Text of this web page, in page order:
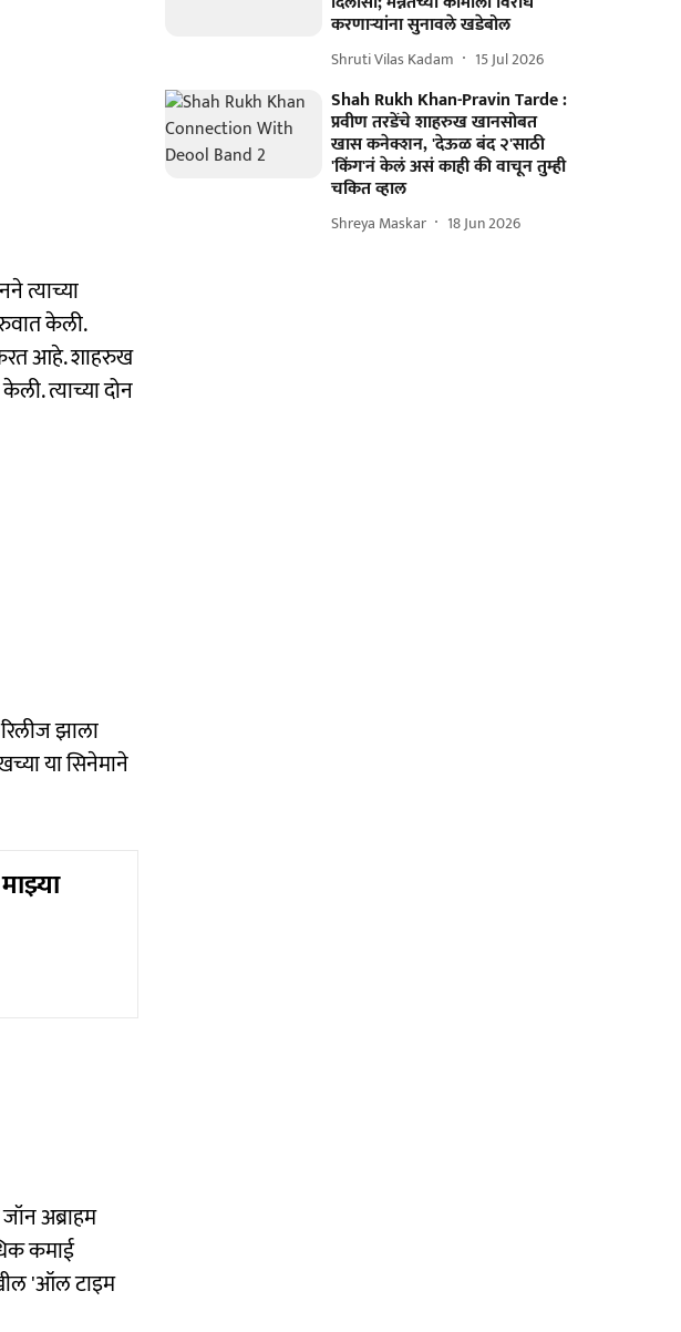
त्याच्या
केली.
आहे. शाहरुख
त्याच्या दोन
झाला
या सिनेमाने
अब्राहम
कमाई
'ऑल टाइम
करणाऱ्यांना सुनावले खडेबोल
Shruti Vilas Kadam 15 Jul 2026
Shah Rukh Khan-Pravin Tarde :
प्रवीण तरडेंचे शाहरुख खानसोबत
खास कनेक्शन, 'देऊळ बंद २'साठी
'किंग'नं केलं असं काही की वाचून तुम्ही
चकित व्हाल
Shreya Maskar 18 Jun 2026